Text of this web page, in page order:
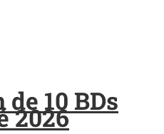
10 BDs
2026